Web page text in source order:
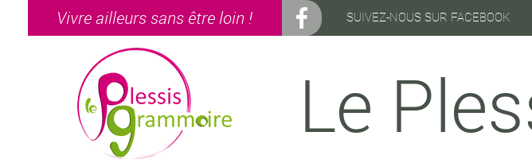
Vivre ailleurs sans être loin ! SUIVEZ-NOUS SUR FACEBOOK
Le